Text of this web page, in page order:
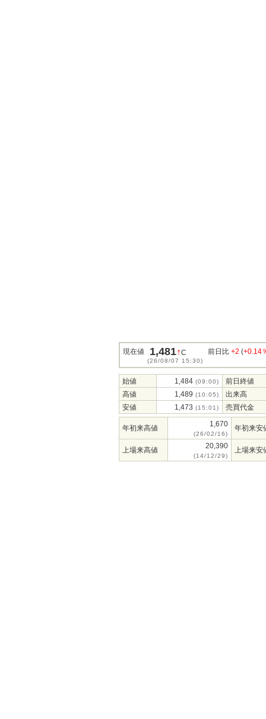
現在値 1,481↑C
(26/08/07 15:30)
前日比 +2 (+0.14
始値 1,484 (09:00)
前日終値
高値
1,489 (10:05)
出来高
安値
1,473 (15:01) 売買代金
年初来高値 1,670
(26/02/16)
年初来安
上場来高値 20,390
(14/12/29)
上場来安